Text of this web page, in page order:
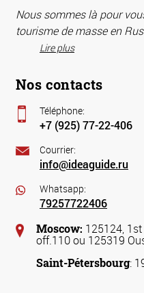
Nous sommes là pour
tourisme de masse en
Lire plus
Nos contacts
Téléphone:
+7 (925) 77-22-406
Courrier:
info@ideaguide.ru
Whatsapp:
79257722406
Moscow: 125124,
off.110 ou 125319
Saint-Pétersbourg: